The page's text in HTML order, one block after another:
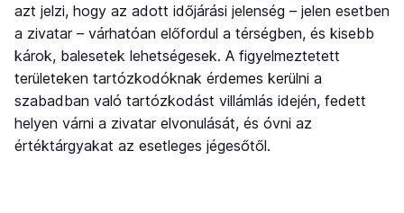
azt jelzi, hogy az adott időjárási jelenség – jelen esetben
a zivatar – várhatóan előfordul a térségben, és kisebb
károk, balesetek lehetségesek. A figyelmeztetett
területeken tartózkodóknak érdemes kerülni a
szabadban való tartózkodást villámlás idején, fedett
helyen várni a zivatar elvonulását, és óvni az
értéktárgyakat az esetleges jégesőtől.